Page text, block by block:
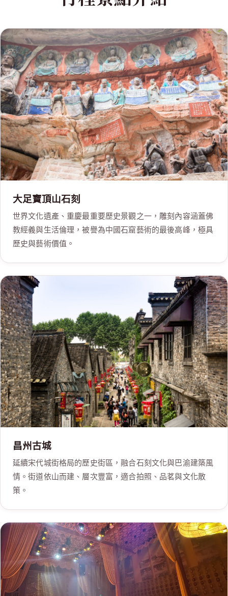
大足寶頂山石刻
世界文化遺產、重慶最重要歷史景觀之一，雕刻內容涵蓋佛
教經義與生活倫理，被譽為中國石窟藝術的最後高峰，極具
歷史與藝術價值。
昌州古城
延續宋代城街格局的歷史街區，融合石刻文化與巴渝建築風
情。街道依山而建、層次豐富，適合拍照、品茗與文化散
策。